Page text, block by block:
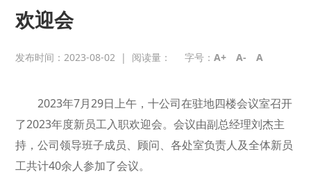
欢迎会
发布时间：2023-08-02 | 阅读量： 字号：A+ A- A
2023年7月29日上午，十公司在驻地四楼会议室召开
了2023年度新员工入职欢迎会。会议由副总经理刘杰主
持，公司领导班子成员、顾问、各处室负责人及全体新员
工共计40余人参加了会议。